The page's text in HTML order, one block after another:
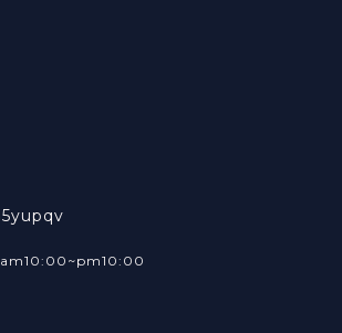
am10:00~pm10:00